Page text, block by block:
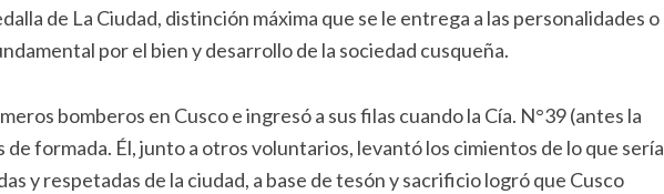
de La Ciudad, distinción máxima que se le entrega a las personalidades o
por el bien y desarrollo de la sociedad cusqueña.
bomberos en Cusco e ingresó a sus filas cuando la Cía. N°39 (antes la
de formada. Él, junto a otros voluntarios, levantó los cimientos de lo que sería
y respetadas de la ciudad, a base de tesón y sacrificio logró que Cusco